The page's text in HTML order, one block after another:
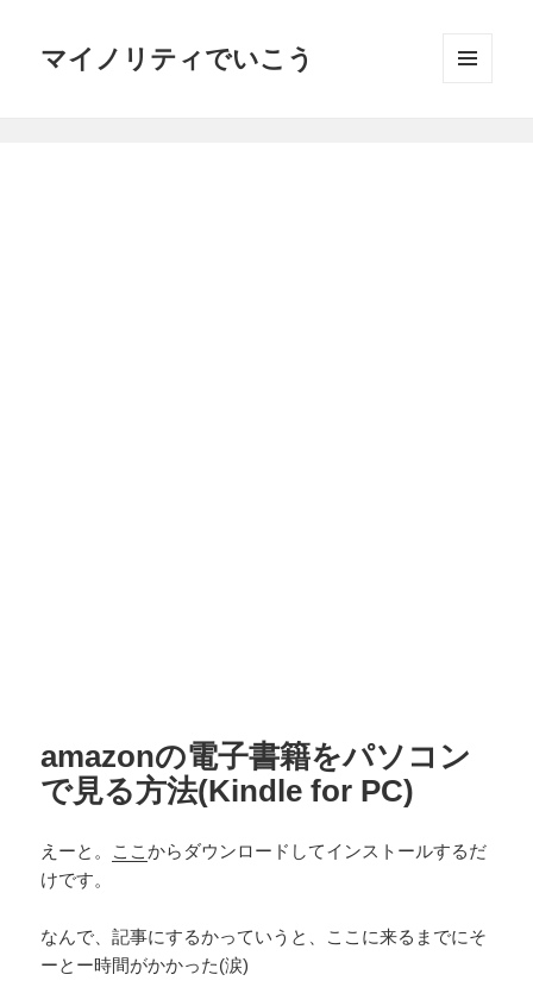
マイノリティでいこう
amazonの電子書籍をパソコン
で見る方法(Kindle for PC)
えーと。 ここからダウンロードしてインストールするだ
けです。
なんで、記事にするかっていうと、ここに来るまでにそ
ーとー時間がかかった(涙)